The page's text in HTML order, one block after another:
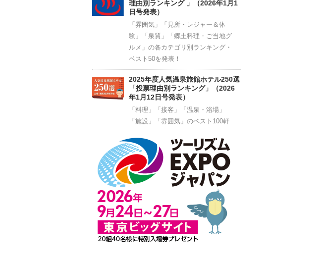
理由別ランキング 」（2026年1月1
日号発表）
「雰囲気」「見所・レジャー＆体
験」「泉質」「郷土料理・ご当地グ
ルメ」の各カテゴリ別ランキング・
ベスト50を発表！
2025年度人気温泉旅館ホテル250選
「投票理由別ランキング」（2026
年1月12日号発表）
「料理」「接客」「温泉・浴場」
「施設」「雰囲気」のベスト100軒